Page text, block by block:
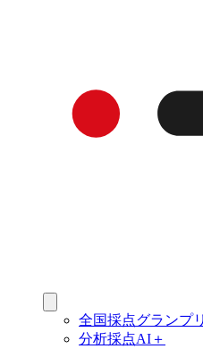
全国採点グランプリ
分析採点AI＋